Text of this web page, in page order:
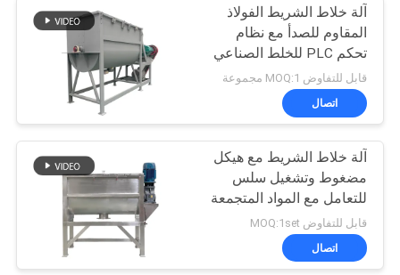
معلومات
جولة
في
المعمل
مراقبة
الجودة
آلة فحص الدوران
آلة فرز بهلوان
100
آلة خلاط الشريط الفولاذ
المقاوم للصدأ مع نظام
تحكم PLC للخلط الصناعي
بالكمية القابلة للتخصيص
قابل للتفاوض MOQ:1 مجموعة
اتصال
آلة خلاط الشريط مع هيكل
مضغوط وتشغيل سلس
للتعامل مع المواد المتجمعة
التي يصعب خلطها
قابل للتفاوض MOQ:1set
اتصال